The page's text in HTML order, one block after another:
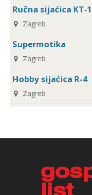
Ručna sijaćica
Zagreb
Supermotika
Zagreb
Hobby sijaćica R-4
Zagreb